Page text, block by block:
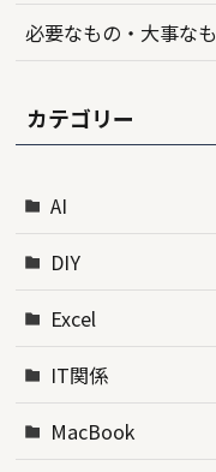
必要なもの・大事な
カテゴリー
AI
DIY
Excel
IT関係
MacBook